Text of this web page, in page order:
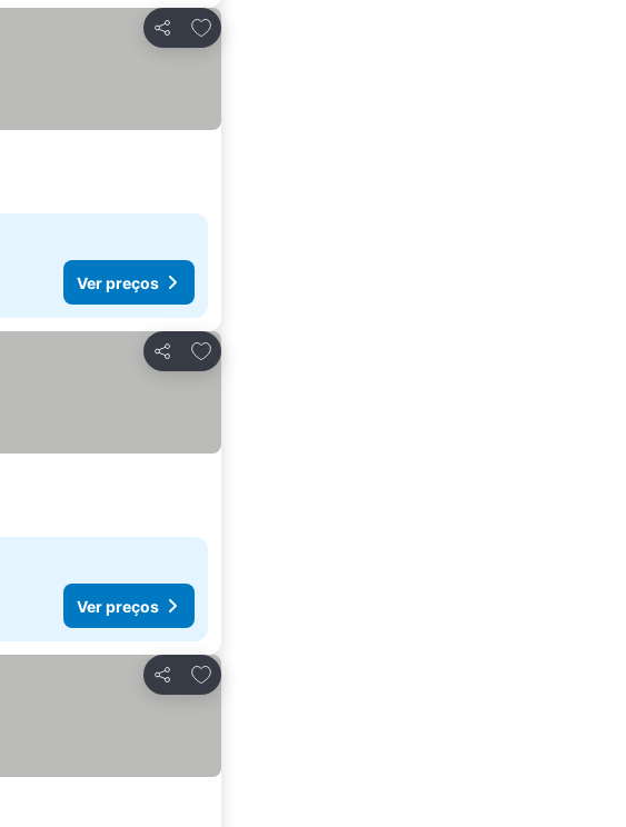
Partilhar
Adicionar aos favoritos
Ver preços
Partilhar
Adicionar aos favoritos
Ver preços
Partilhar
Adicionar aos favoritos